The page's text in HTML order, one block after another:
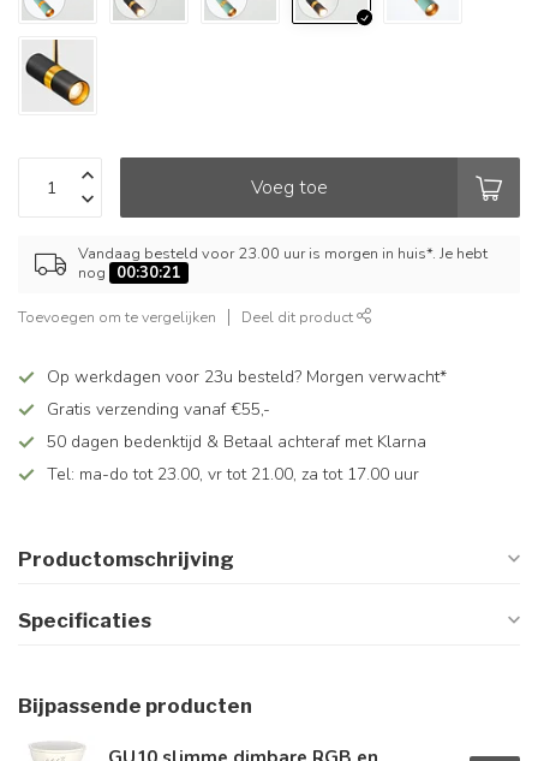
Voeg toe
Vandaag besteld voor 23.00 uur is morgen in huis*. Je hebt
nog
00:30:21
Toevoegen om te vergelijken Deel dit product
Op werkdagen voor 23u besteld? Morgen verwacht*
Gratis verzending vanaf €55,-
50 dagen bedenktijd & Betaal achteraf met Klarna
Tel: ma-do tot 23.00, vr tot 21.00, za tot 17.00 uur
Productomschrijving
Specificaties
Bijpassende producten